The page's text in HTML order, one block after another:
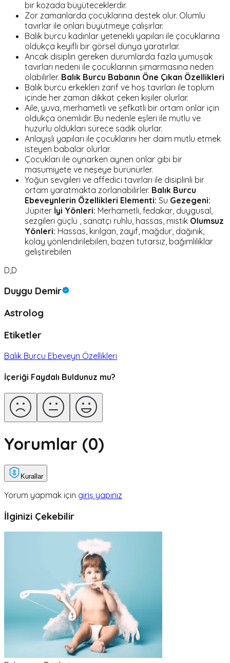
bir kozada büyüteceklerdir.
Zor zamanlarda çocuklarına destek olur. Olumlu
tavırlar ile onları büyütmeye çalışırlar.
Balık burcu kadınlar yetenekli yapıları ile çocuklarına
oldukça keyifli bir görsel dünya yaratırlar.
Ancak disiplin gereken durumlarda fazla yumuşak
tavırları nedeni ile çocuklarının şımarmasına neden
olabilirler. Balık Burcu Babanın Öne Çıkan Özellikleri
Balık burcu erkekleri zarif ve hoş tavırları ile toplum
içinde her zaman dikkat çeken kişiler olurlar.
Aile, yuva, merhametli ve şefkatli bir ortam onlar için
oldukça önemlidir. Bu nedenle eşleri ile mutlu ve
huzurlu oldukları sürece sadık olurlar.
Anlayışlı yapıları ile çocuklarını her daim mutlu etmek
isteyen babalar olurlar.
Çocukları ile oynarken aynen onlar gibi bir
masumiyete ve neşeye bürünürler.
Yoğun sevgileri ve affedici tavırları ile disiplinli bir
ortam yaratmakta zorlanabilirler. Balık Burcu
Ebeveynlerin Özellikleri Elementi: Su Gezegeni:
Jüpiter İyi Yönleri: Merhametli, fedakar, duygusal,
sezgileri güçlü , sanatçı ruhlu, hassas, mistik Olumsuz
Yönleri: Hassas, kırılgan, zayıf, mağdur, dağınık,
kolay yönlendirilebilen, bazen tutarsız, bağımlılıklar
geliştirebilen
D,D
Duygu Demir
Astrolog
Etiketler
Balık Burcu Ebeveyn Özellikleri
İçeriği Faydalı Buldunuz mu?
Yorumlar (0)
Kurallar
Yorum yapmak için giriş yapınız
İlginizi Çekebilir